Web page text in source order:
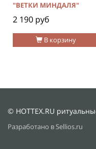
В корзину
"ВЕТКИ МИНДАЛЯ"
2 190 руб
© HOTTEX.RU
Разработано в Sellios.ru